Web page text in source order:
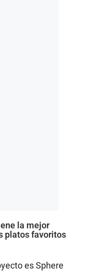
la mejor
platos favoritos
es Sphere